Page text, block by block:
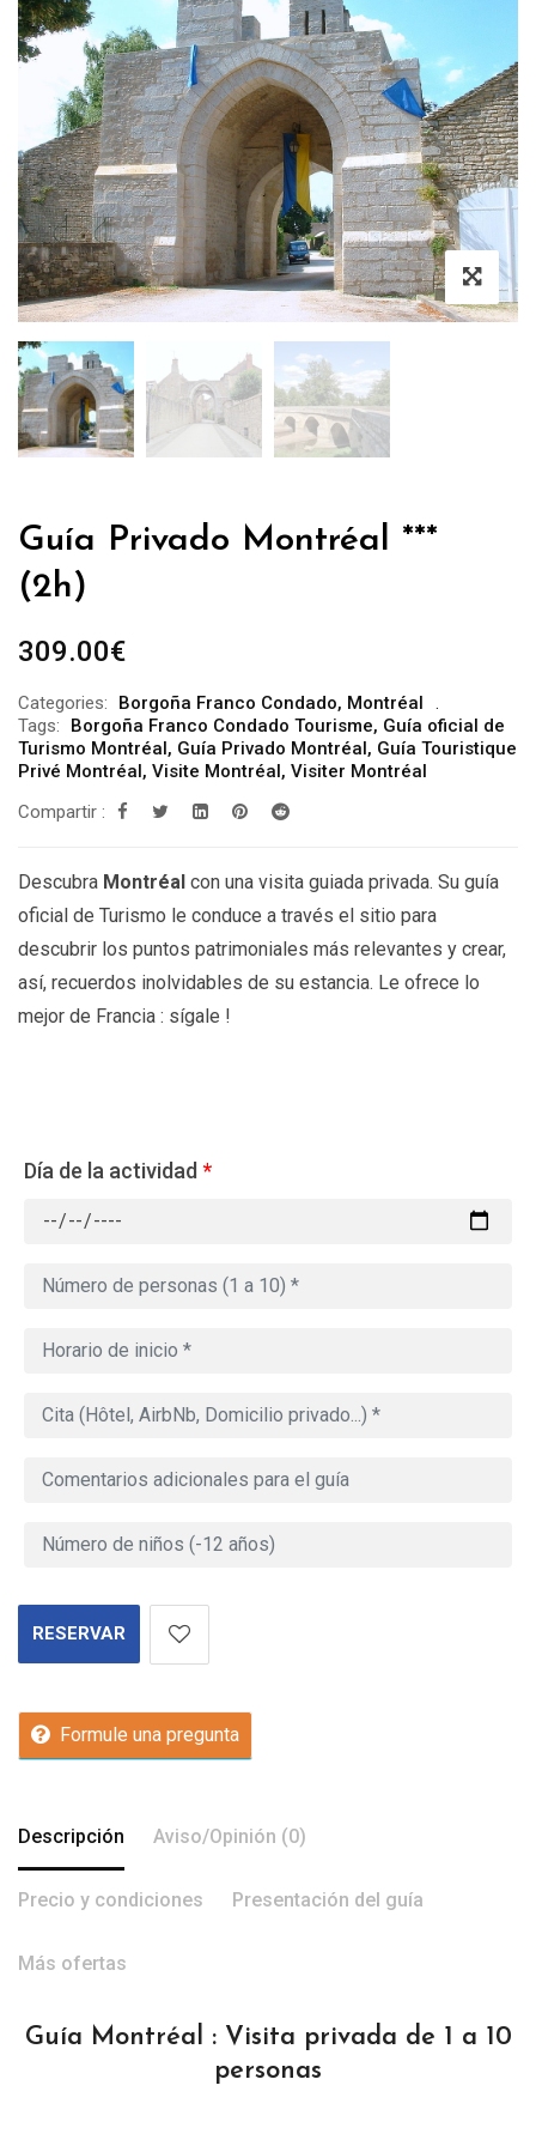
Guía Privado Montréal ***
(2h)
309.00€
Categories: Borgoña Franco Condado, Montréal
Tags:
Borgoña Franco Condado Tourisme, Guía oficial de
Turismo Montréal, Guía Privado Montréal, Guía Touristique
Privé Montréal, Visite Montréal, Visiter Montréal
Compartir :
Descubra Montréal con una visita guiada privada. Su guía
oficial de Turismo le conduce a través el sitio para
descubrir los puntos patrimoniales más relevantes y crear,
así, recuerdos inolvidables de su estancia. Le ofrece lo
mejor de Francia : sígale !
Día de la actividad*
RESERVAR
Formule una pregunta
Descripción Aviso/Opinión (0)
Precio y condiciones Presentación del guía
Más ofertas
Guía Montréal : Visita privada de 1 a 10
personas